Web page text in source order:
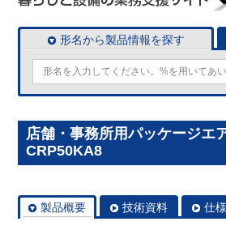
形名から製品情報を探す
店舗・事務所用パッケージエ
CRP50KA8
製品概要 技術資料 仕